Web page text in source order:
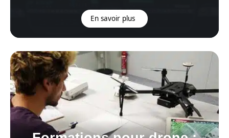
En savoir plus